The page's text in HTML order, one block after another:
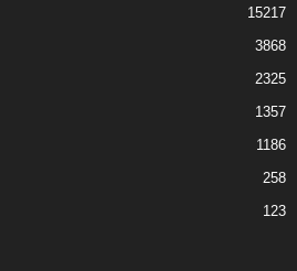
15217
3868
2325
1357
1186
258
123